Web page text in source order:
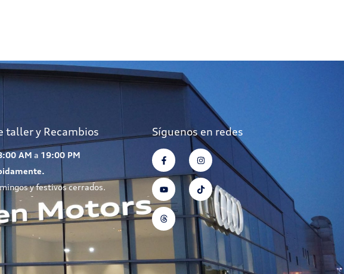
taller y Recambios
AM a 19:00 PM
y festivos cerrados.
Síguenos en redes